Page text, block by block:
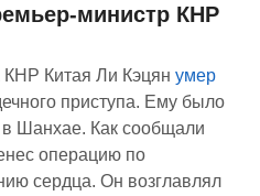
министр КНР
КНР Китая Ли Кэцян умер
приступа. Ему было
в Шанхае. Как сообщали
операцию по
сердца. Он возглавлял